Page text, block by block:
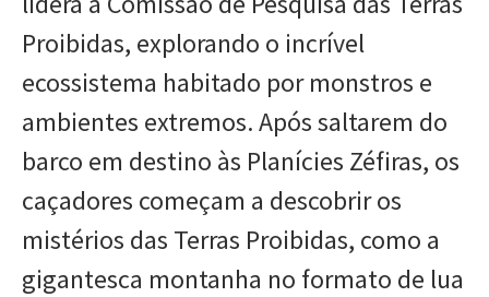
Proibidas, explorando o incrível
ecossistema habitado por monstros e
ambientes extremos. Após saltarem do
barco em destino às Planícies Zéfiras, os
caçadores começam a descobrir os
mistérios das Terras Proibidas, como a
gigantesca montanha no formato de lua